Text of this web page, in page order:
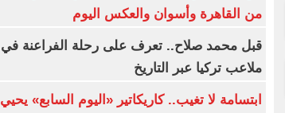
من القاهرة وأسوان والعكس اليوم
قبل محمد صلاح.. تعرف على رحلة الفراعنة في
ملاعب تركيا عبر التاريخ
ابتسامة لا تغيب.. كاريكاتير «اليوم السابع» يحيي